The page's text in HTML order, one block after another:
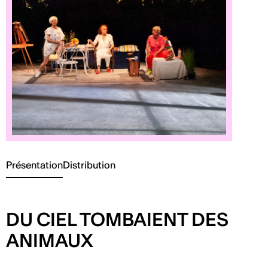
PrésentationDistribution
DU CIEL TOMBAIENT DES
ANIMAUX